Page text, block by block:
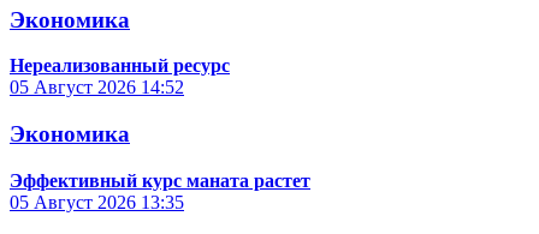
Экономика
Нереализованный ресурс
05 Август 2026 14:52
Экономика
Эффективный курс маната растет
05 Август 2026 13:35